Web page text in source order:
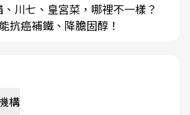
川七、皇宮菜，哪裡不一樣？
抗癌補鐵、降膽固醇！
構